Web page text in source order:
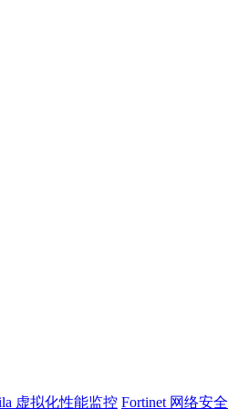
虚拟化性能监控 Fortinet 网络安全